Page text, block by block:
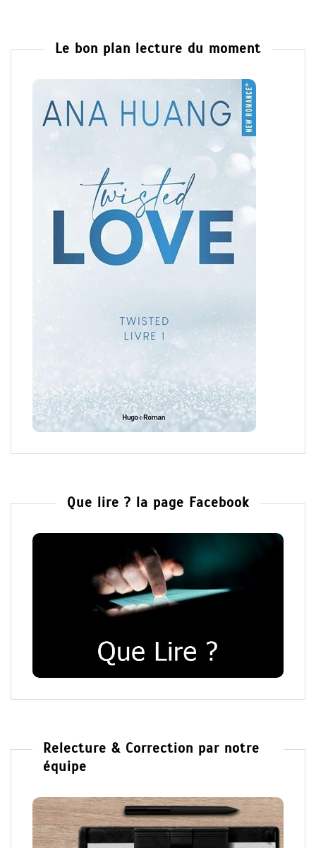
Le bon plan lecture du moment
Que lire ? la page Facebook
Relecture & Correction par notre
équipe